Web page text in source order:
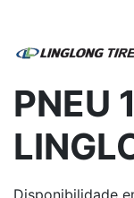
PNEU
Disponibilidade